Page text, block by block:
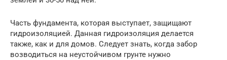
Часть фундамента, которая выступает, защищают
гидроизоляцией. Данная гидроизоляция делается
также, как и для домов. Следует знать, когда забор
возводиться на неустойчивом грунте нужно